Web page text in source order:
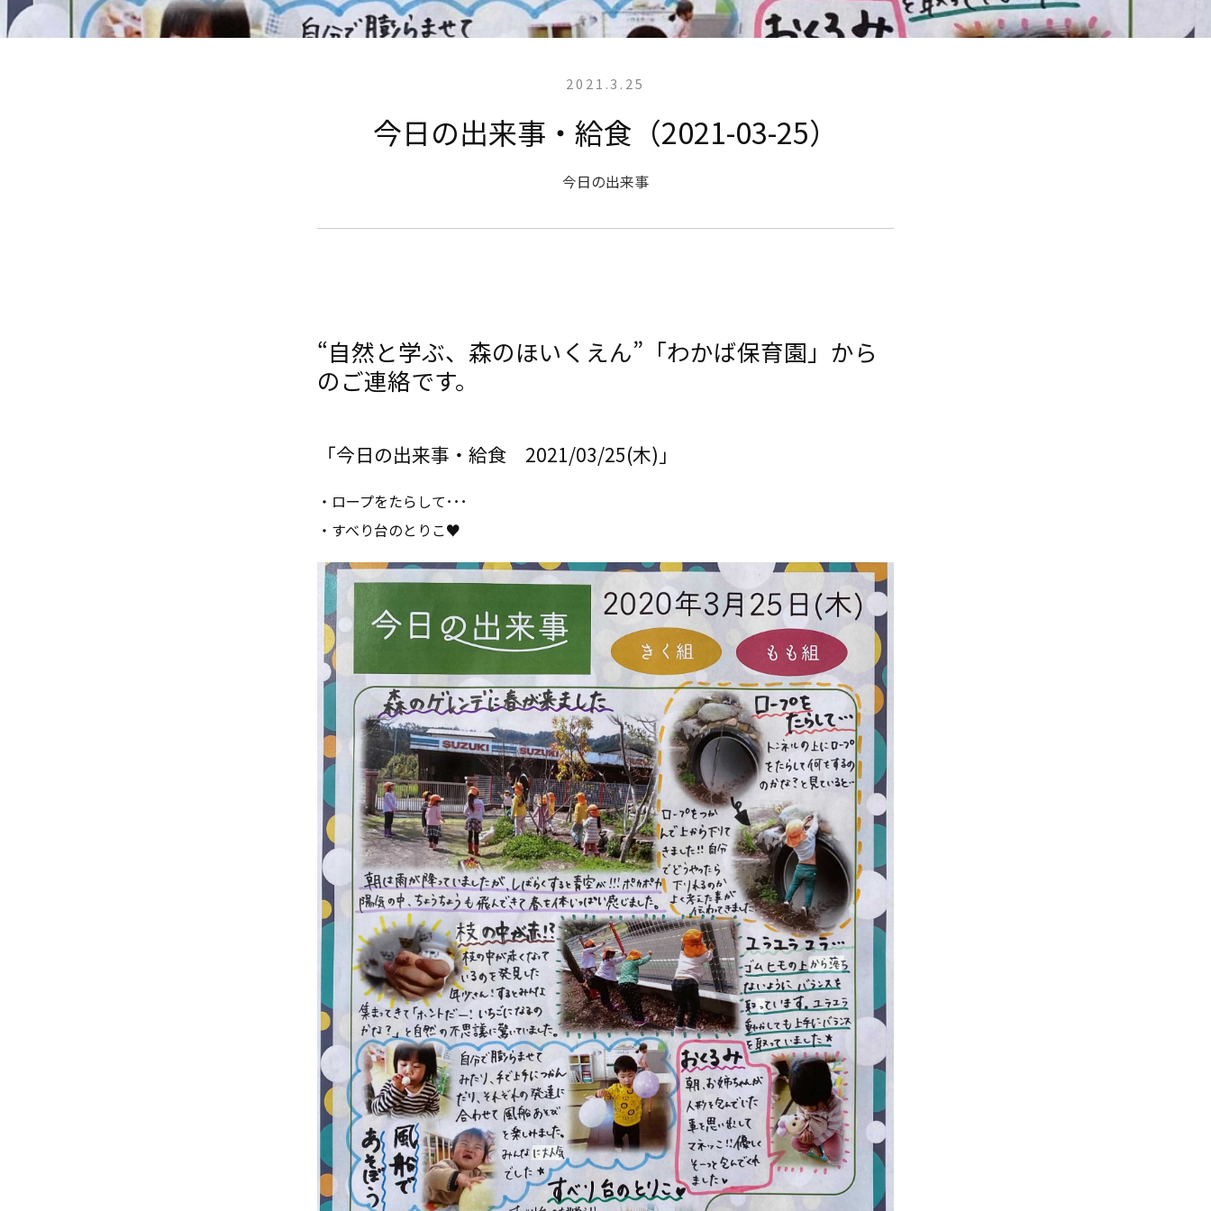
2021.3.25
今日の出来事・給食（2021-03-25）
今日の出来事
“自然と学ぶ、森のほいくえん”「わかば保育園」から
のご連絡です。
「今日の出来事・給食 2021/03/25(木)」
・ロープをたらして･･･
・すべり台のとりこ♥